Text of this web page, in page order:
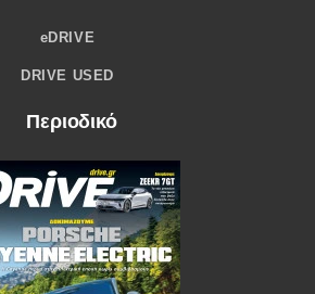
eDRIVE
DRIVE USED
Περιοδικό